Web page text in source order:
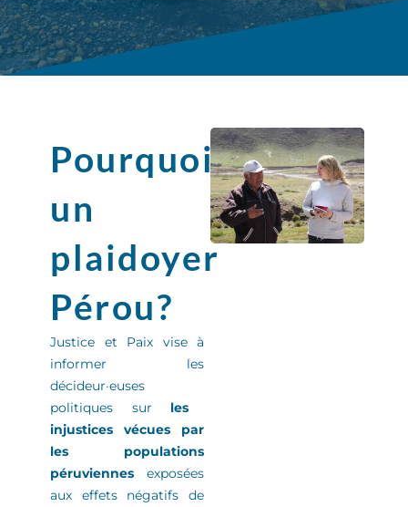
Pourquoi
un
plaidoyer
Pérou?
Justice et Paix vise à
informer les
décideur·euses
politiques sur les
injustices vécues par
les populations
péruviennes exposées
aux effets négatifs de